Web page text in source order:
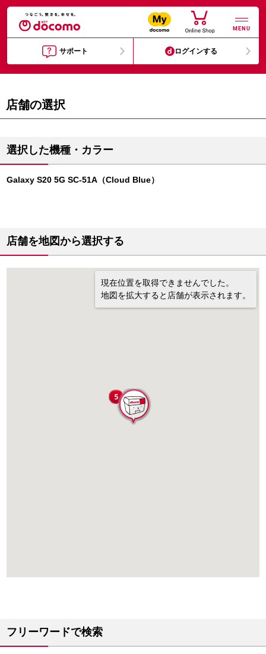
MENU
サポート ログインする
店舗の選択
選択した機種・カラー
Galaxy S20 5G SC-51A（Cloud Blue）
店舗を地図から選択する
現在位置を取得できませんでした。
地図を拡大すると店舗が表示されます。
フリーワードで検索